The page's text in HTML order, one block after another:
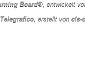
Board®, entwickelt
Telegrafico, erstellt von cls-